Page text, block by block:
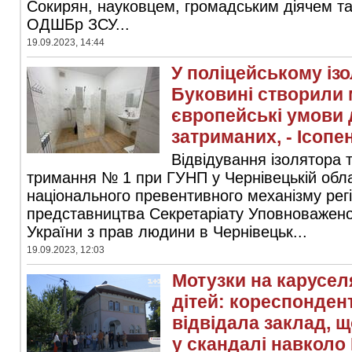
Сокирян, науковцем, громадським діячем
ОДШБр ЗСУ...
19.09.2023, 14:44
У поліцейському
Буковині створили
європейські
затриманих, -
Відвідування ізолятора
тримання № 1 при ГУНП у Чернівецькій
національного превентивного механізму
представництва Секретаріату
України з прав людини в Чернівецьк...
19.09.2023, 12:03
Мотузки на
дітей:
відвідала заклад,
у скандалі